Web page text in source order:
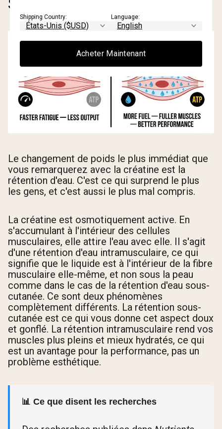
S'ATTENDRE
Le changement de poids le plus immédiat que
vous remarquerez avec la créatine est la
rétention d'eau. C'est ce qui surprend le plus
les gens, et c'est aussi le plus mal compris.
La créatine est osmotiquement active. En
s'accumulant à l'intérieur des cellules
musculaires, elle attire l'eau avec elle. Il s'agit
d'une rétention d'eau intramusculaire, ce qui
signifie que le liquide est à l'intérieur de la fibre
musculaire elle-même, et non sous la peau
comme dans le cas de la rétention d'eau sous-
cutanée. Ce sont deux phénomènes
complètement différents. La rétention sous-
cutanée est ce qui vous donne cet aspect doux
et gonflé. La rétention intramusculaire rend vos
muscles plus pleins et mieux hydratés, ce qui
est un avantage pour la performance, pas un
problème esthétique.
📊 Ce que disent les recherches
Shipping Country: Language:
Acheter Maintenant